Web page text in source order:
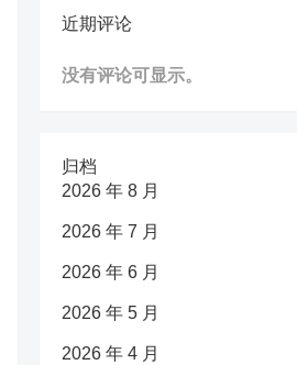
近期评论
没有评论可显示。
归档
2026 年 8 月
2026 年 7 月
2026 年 6 月
2026 年 5 月
2026 年 4 月